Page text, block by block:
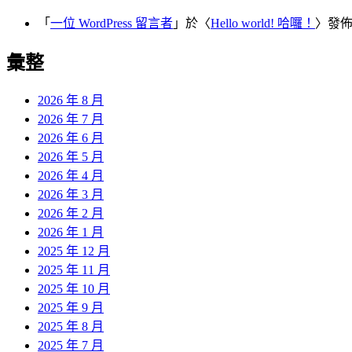
「 一位 WordPress 留言者 」於〈Hello world! 哈囉！ 〉發
彙整
2026 年 8 月
2026 年 7 月
2026 年 6 月
2026 年 5 月
2026 年 4 月
2026 年 3 月
2026 年 2 月
2026 年 1 月
2025 年 12 月
2025 年 11 月
2025 年 10 月
2025 年 9 月
2025 年 8 月
2025 年 7 月